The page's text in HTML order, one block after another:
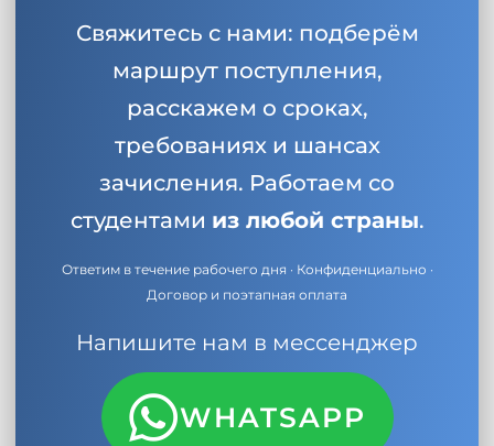
Свяжитесь с нами: подберём
маршрут поступления,
расскажем о сроках,
требованиях и шансах
зачисления. Работаем со
студентами из любой страны.
Ответим в течение рабочего дня · Конфиденциально ·
Договор и поэтапная оплата
Напишите нам в мессенджер
WHATSAPP